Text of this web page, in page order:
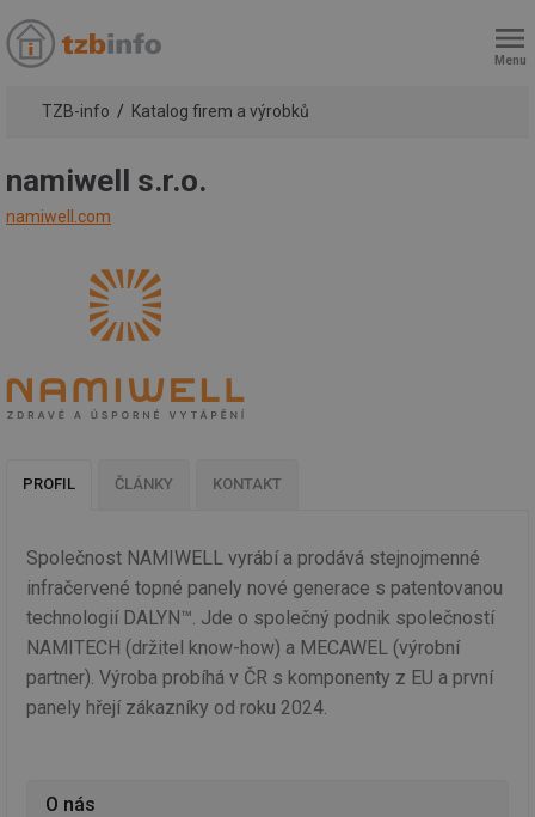
Menu
TZB-info Katalog firem a výrobků
namiwell s.r.o.
namiwell.com
PROFIL ČLÁNKY KONTAKT
Společnost NAMIWELL vyrábí a prodává stejnojmenné
infračervené topné panely nové generace s patentovanou
technologií DALYN™. Jde o společný podnik společností
NAMITECH (držitel know-how) a MECAWEL (výrobní
partner). Výroba probíhá v ČR s komponenty z EU a první
panely hřejí zákazníky od roku 2024.
O nás